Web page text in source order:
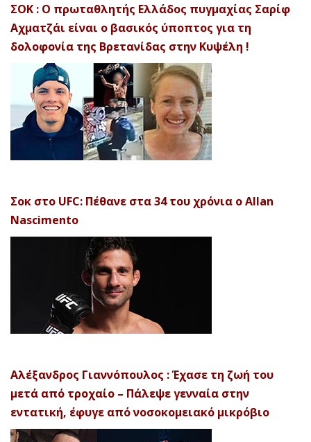
ΣΟΚ : Ο πρωταθλητής Ελλάδος πυγμαχίας Σαρίφ
Αχματζάι είναι ο βασικός ύποπτος για τη
δολοφονία της Βρετανίδας στην Κυψέλη !
Σοκ στο UFC: Πέθανε στα 34 του χρόνια ο Allan
Nascimento
Αλέξανδρος Γιαννόπουλος : Έχασε τη ζωή του
μετά από τροχαίο – Πάλεψε γενναία στην
εντατική, έφυγε από νοσοκομειακό μικρόβιο